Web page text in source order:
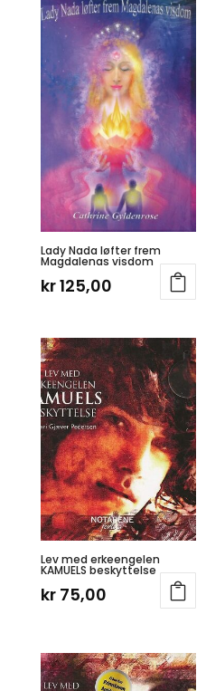
Lady Nada løfter frem
Magdalenas visdom
kr125,00
Lev med erkeengelen
KAMUELS beskyttelse
kr75,00